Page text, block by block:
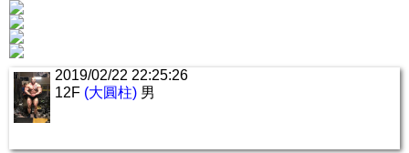
2019/02/22 22:25:26
12F (大圓柱) 男